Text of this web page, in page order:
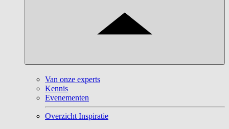
Van onze experts
Kennis
Evenementen
Overzicht Inspiratie